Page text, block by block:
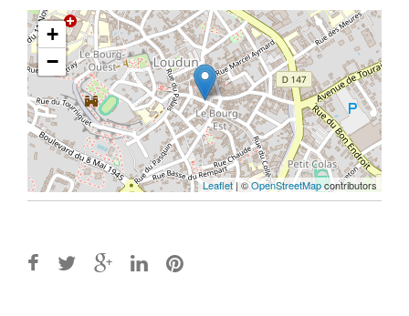
+
−
Leaflet| ©OpenStreetMapcontributors